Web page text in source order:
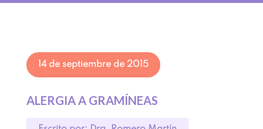
14 de septiembre de 2015
ALERGIA A GRAMÍNEAS